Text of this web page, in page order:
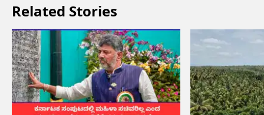
Related Stories